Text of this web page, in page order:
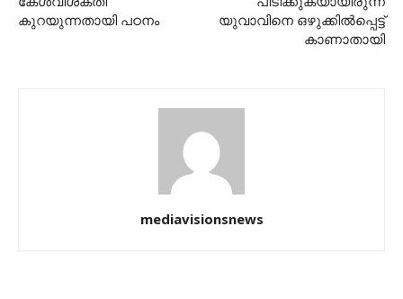
കുറയുന്നതായി പഠനം
യുവാവിനെ ഒഴുക്കില്‍പ്പെട്ട്
കാണാതായി
mediavisionsnews